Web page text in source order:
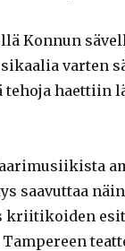
Konnun
varten
tehoja haettiin
saavuttaa
kriitikoiden